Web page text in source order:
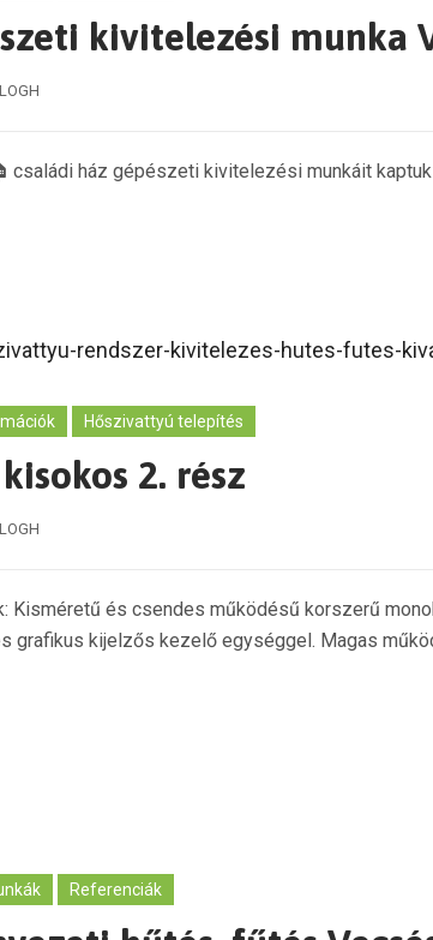
kivitelezési munka
családi ház gépészeti kivitelezési munkáit
Hőszivattyú telepítés
2. rész
Kisméretű és csendes működésű korszerű
grafikus kijelzős kezelő egységgel. Magas
Referenciák